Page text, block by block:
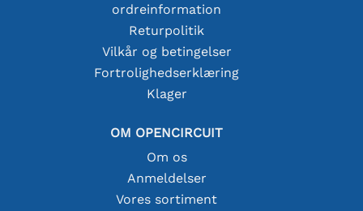
ordreinformation
Returpolitik
Vilkår og betingelser
Fortrolighedserklæring
Klager
OM OPENCIRCUIT
Om os
Anmeldelser
Vores sortiment